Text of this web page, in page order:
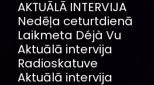
AKTUĀLĀ INTERVIJA
Nedēļa ceturtdienā
Laikmeta Déjà Vu
Aktuālā intervija
Radioskatuve
Aktuālā intervija